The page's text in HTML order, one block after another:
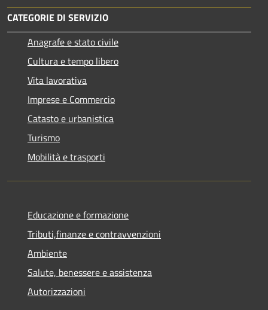
CATEGORIE DI SERVIZIO
Anagrafe e stato civile
Cultura e tempo libero
Vita lavorativa
Imprese e Commercio
Catasto e urbanistica
Turismo
Mobilità e trasporti
Educazione e formazione
Tributi,finanze e contravvenzioni
Ambiente
Salute, benessere e assistenza
Autorizzazioni